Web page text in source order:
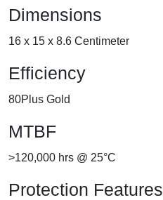
Dimensions
16 x 15 x 8.6 Centimeter
Efficiency
80Plus Gold
MTBF
>120,000 hrs @ 25°C
Protection Features